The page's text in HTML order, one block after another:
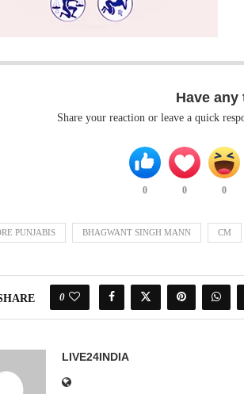
Have
Share your reaction or leave a quick
0 0 0
PUNJABIS BHAGWANT SINGH MANN CM
0
LIVE24INDIA